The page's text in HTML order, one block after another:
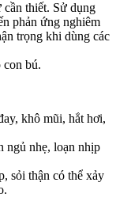
thiết. Sử dụng
phản ứng nghiêm
trọng khi dùng các
con bú.
khô mũi, hắt hơi,
ngủ nhẹ, loạn nhịp
sỏi thận có thể xảy